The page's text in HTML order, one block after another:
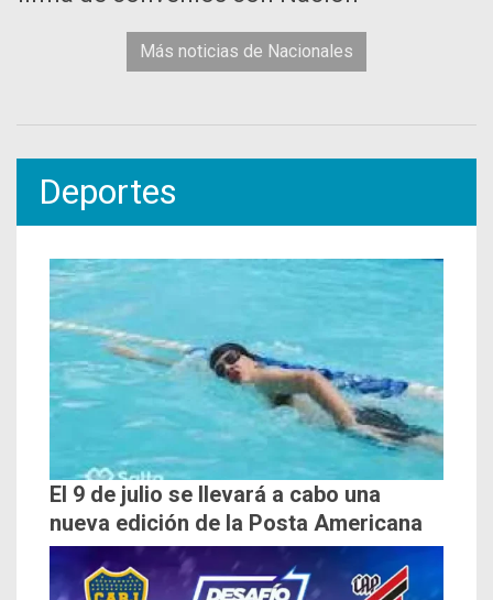
Más noticias de Nacionales
Deportes
El 9 de julio se llevará a cabo una
nueva edición de la Posta Americana